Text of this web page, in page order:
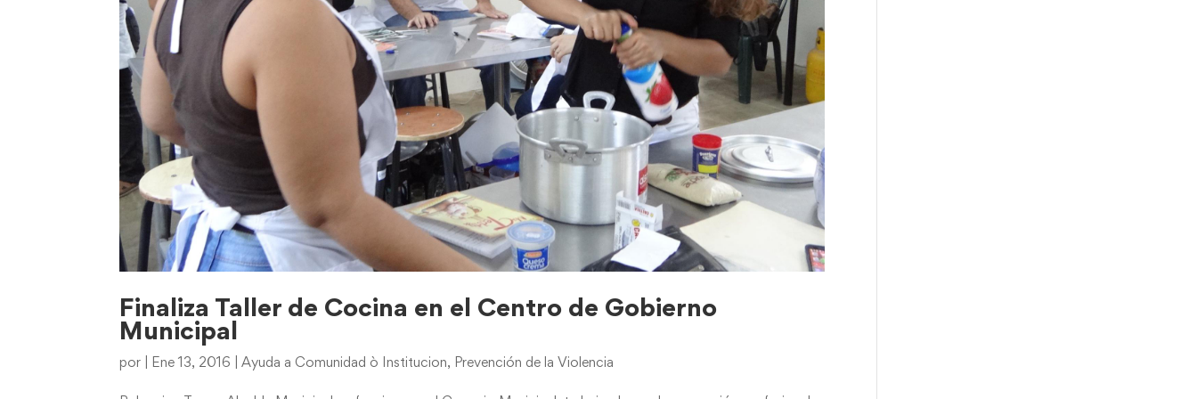
Finaliza Taller de Cocina en el Centro de Gobierno
Municipal
por Ene 13, 2016 |Ayuda a Comunidad ò Institucion, Prevención de la Violencia